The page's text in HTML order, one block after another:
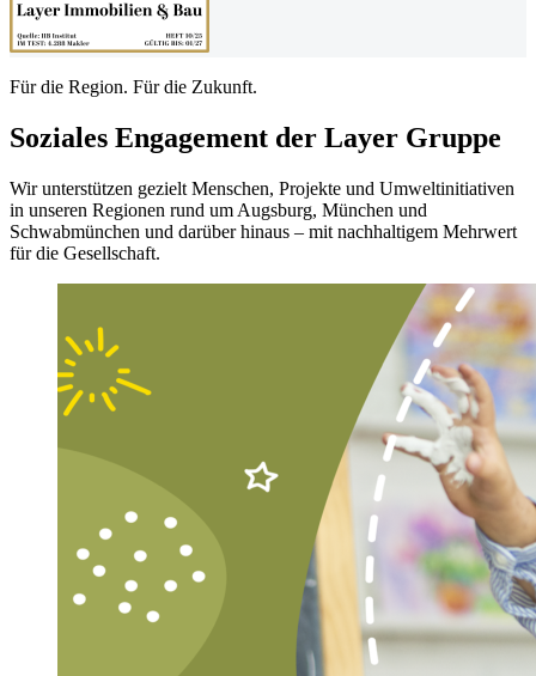
Für die Region. Für die Zukunft.
Soziales Engagement der Layer Gruppe
Wir unterstützen gezielt Menschen, Projekte und Umweltinitiativen
in unseren Regionen rund um Augsburg, München und
Schwabmünchen und darüber hinaus – mit nachhaltigem Mehrwert
für die Gesellschaft.